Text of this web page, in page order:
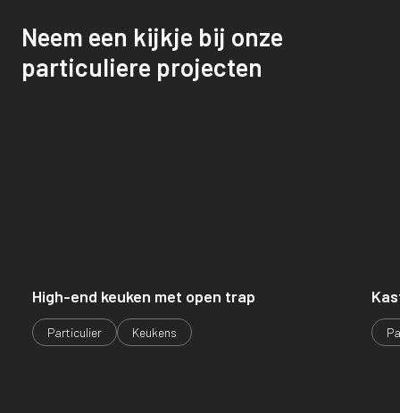
Neem een kijkje bij onze
particuliere projecten
High-end keuken met open trap
Particulier Keukens